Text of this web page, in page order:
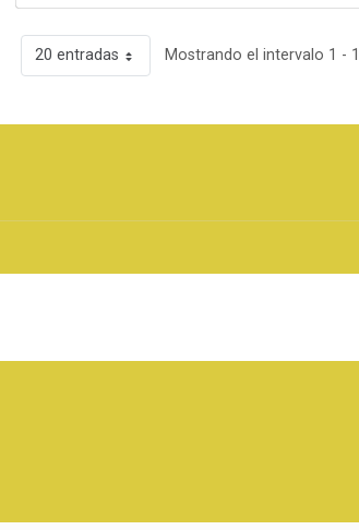
20 entradas Mostrando el intervalo 1 -